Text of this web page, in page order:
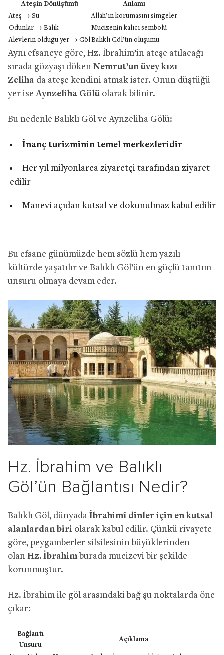
Ateşin Dönüşümü
Anlamı
Ateş → Su
Allah’ın korumasını simgeler
Odunlar → Balık
Mucizenin kalıcı sembolü
Alevlerin olduğu yer → GölBalıklı Göl’ün oluşumu
Aynı efsaneye göre, Hz. İbrahim’in ateşe atılacağı
sırada gözyaşı döken Nemrut’un üvey kızı
Zeliha da ateşe kendini atmak ister. Onun düştüğü
yer ise Aynzeliha Gölüolarak bilinir.
Bu nedenle Balıklı Göl ve Aynzeliha Gölü:
İnanç turizminin temel merkezleridir
Her yıl milyonlarca ziyaretçi tarafından ziyaret
edilir
Manevi açıdan kutsal ve dokunulmaz kabul edilir
Bu efsane günümüzde hem sözlü hem yazılı
kültürde yaşatılır ve Balıklı Göl’ün en güçlü tanıtım
unsuru olmaya devam eder.
Hz. İbrahim ve Balıklı
Göl’ün Bağlantısı Nedir?
Balıklı Göl, dünyada İbrahimî dinler için en kutsal
alanlardan biri olarak kabul edilir. Çünkü rivayete
göre, peygamberler silsilesinin büyüklerinden
olan Hz. İbrahimburada mucizevi bir şekilde
korunmuştur.
Hz. İbrahim ile göl arasındaki bağ şu noktalarda öne
çıkar:
Bağlantı
Unsuru
Açıklama